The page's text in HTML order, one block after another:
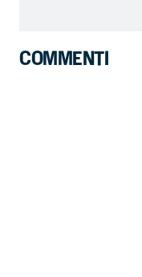
COMMENTI